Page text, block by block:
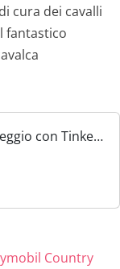
cura dei cavalli
fantastico
con Tinker,
Country